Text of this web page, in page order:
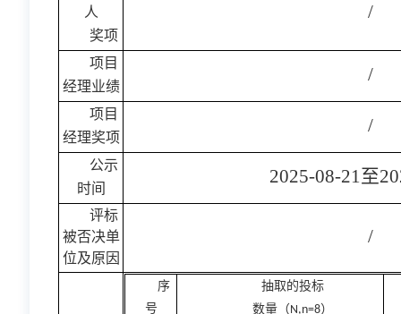
人
奖项
/
项目
经理业绩
/
项目
经理奖项
/
公示
时间
2025-08-21至
评标
被否决单
位及原因
/
序
号
抽取的投标
数量（N,n=8）